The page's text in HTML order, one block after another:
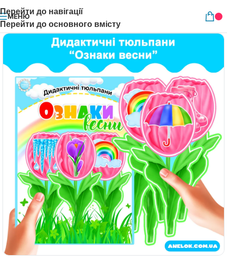
Перейти до навігації
Перейти до основного вмісту
МЕНЮ